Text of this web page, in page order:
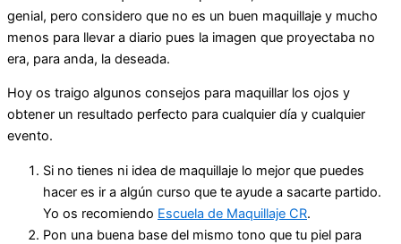
genial, pero considero que no es un buen maquillaje y mucho
menos para llevar a diario pues la imagen que proyectaba no
era, para anda, la deseada.
Hoy os traigo algunos consejos para maquillar los ojos y
obtener un resultado perfecto para cualquier día y cualquier
evento.
Si no tienes ni idea de maquillaje lo mejor que puedes
hacer es ir a algún curso que te ayude a sacarte partido.
Yo os recomiendo Escuela de Maquillaje CR.
Pon una buena base del mismo tono que tu piel para